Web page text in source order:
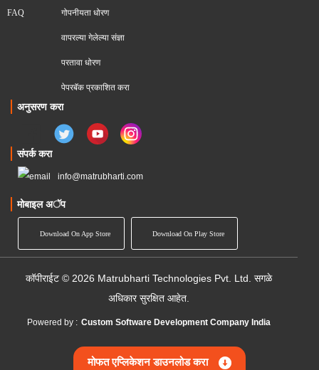
FAQ गोपनीयता धोरण
वापरल्या गेलेल्या संज्ञा
परतावा धोरण
पेपरबॅक प्रकाशित करा
अनुसरण करा
संपर्क करा
info@matrubharti.com
मोबाइल अॅप
Download On App Store Download On Play Store
कॉपीराईट © 2026 Matrubharti Technologies Pvt. Ltd. सगळे
अधिकार सुरक्षित आहेत.
Powered by : Custom Software Development Company India
मोफत एप्लिकेशन डाउनलोड करा